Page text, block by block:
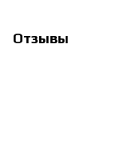
Отзывы